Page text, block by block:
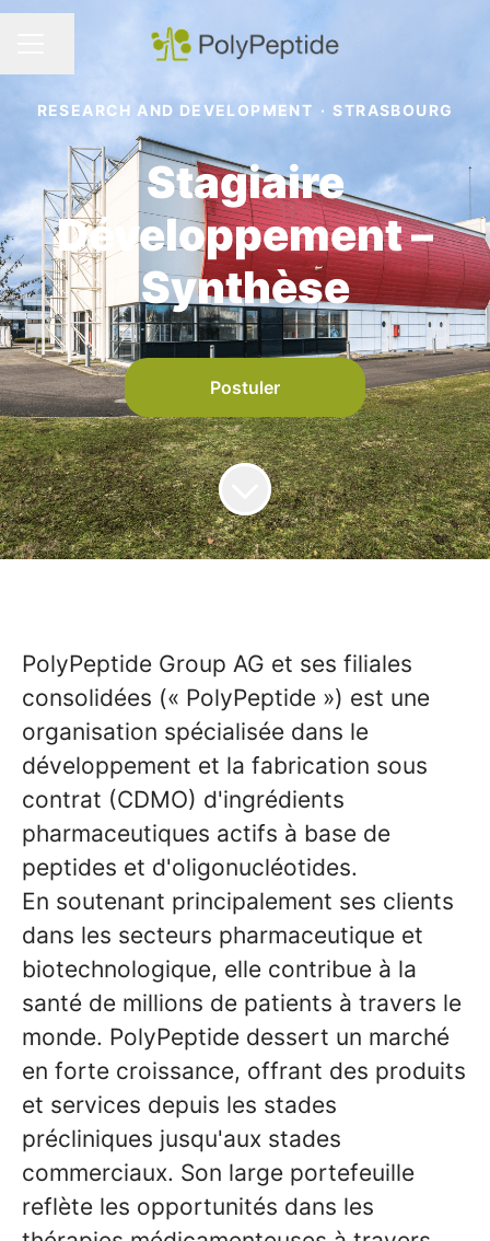
Partager la page
RESEARCH AND DEVELOPMENT · STRASBOURG
Stagiaire
Développement –
Synthèse
Postuler
PolyPeptide Group AG et ses filiales
consolidées (« PolyPeptide ») est une
organisation spécialisée dans le
développement et la fabrication sous
contrat (CDMO) d'ingrédients
pharmaceutiques actifs à base de
peptides et d'oligonucléotides.
En soutenant principalement ses clients
dans les secteurs pharmaceutique et
biotechnologique, elle contribue à la
santé de millions de patients à travers le
monde. PolyPeptide dessert un marché
en forte croissance, offrant des produits
et services depuis les stades
précliniques jusqu'aux stades
commerciaux. Son large portefeuille
reflète les opportunités dans les